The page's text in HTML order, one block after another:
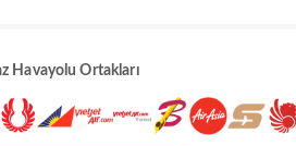
Havayolu Ortakları